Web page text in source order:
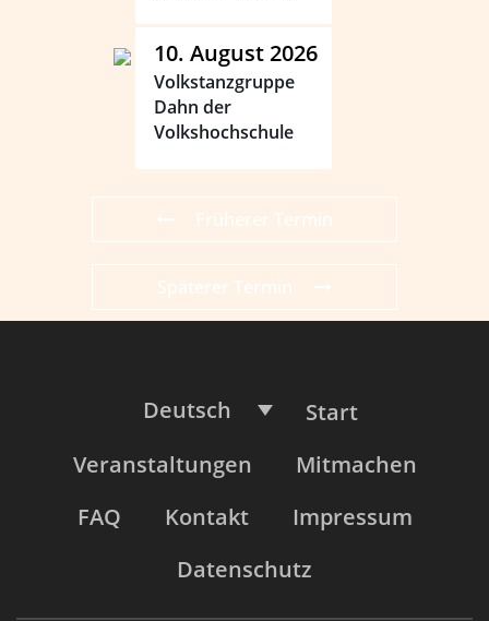
10. August 2026
Volkstanzgruppe
Dahn der
Volkshochschule
Früherer Termin
Späterer Termin
Deutsch
Start
Veranstaltungen
Mitmachen
FAQ
Kontakt
Impressum
Datenschutz